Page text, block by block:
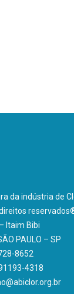
da indústria de
Itaim Bibi
PAULO – SP
8652
4318